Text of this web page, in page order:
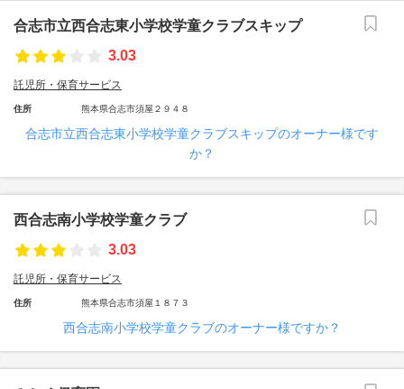
合志市立西合志東小学校学童クラブスキップ
3.03
託児所・保育サービス
住所 熊本県合志市須屋２９４８
合志市立西合志東小学校学童クラブスキップのオーナー様です
か？
西合志南小学校学童クラブ
3.03
託児所・保育サービス
住所 熊本県合志市須屋１８７３
西合志南小学校学童クラブのオーナー様ですか？